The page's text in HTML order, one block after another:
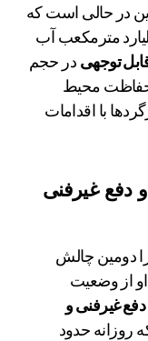
در حالی است که
سال گذشته، حدود ۲ میلیارد مترمکعب آب
توجهی در حجم
حفاظت محیط
با اقدامات
دفع غیرفنی
دومین چالش
از وضعیت
دفع غیرفنی و
روزانه حدود